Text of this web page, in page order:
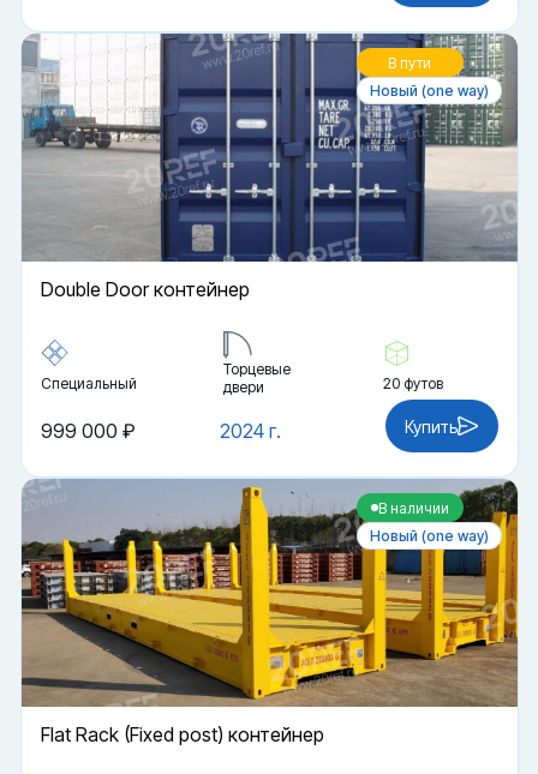
В пути
Новый (one way)
Double Door контейнер
Специальный
Торцевые
двери
20 футов
2024 г.
999 000 ₽ Купить
В наличии
Новый (one way)
Flat Rack (Fixed post) контейнер